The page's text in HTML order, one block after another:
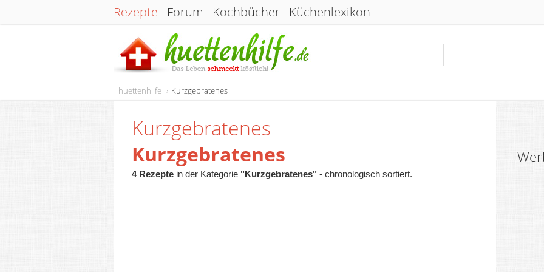
Rezepte Forum Kochbücher Küchenlexikon
huettenhilfe Kurzgebratenes
Kurzgebratenes
Kurzgebratenes
4 Rezepte in der Kategorie "Kurzgebratenes" - chronologisch sortiert.